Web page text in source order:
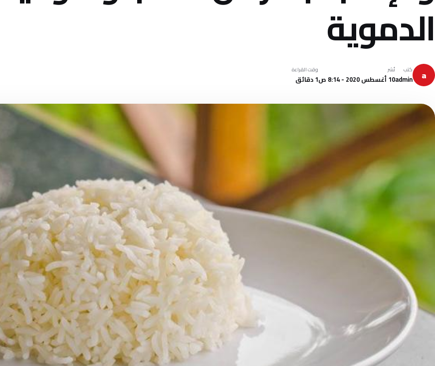
الدموية
a كتب
admin
نُشر
10 أغسطس 2020 - 8:14 ص
وقت القراءة
1 دقائق